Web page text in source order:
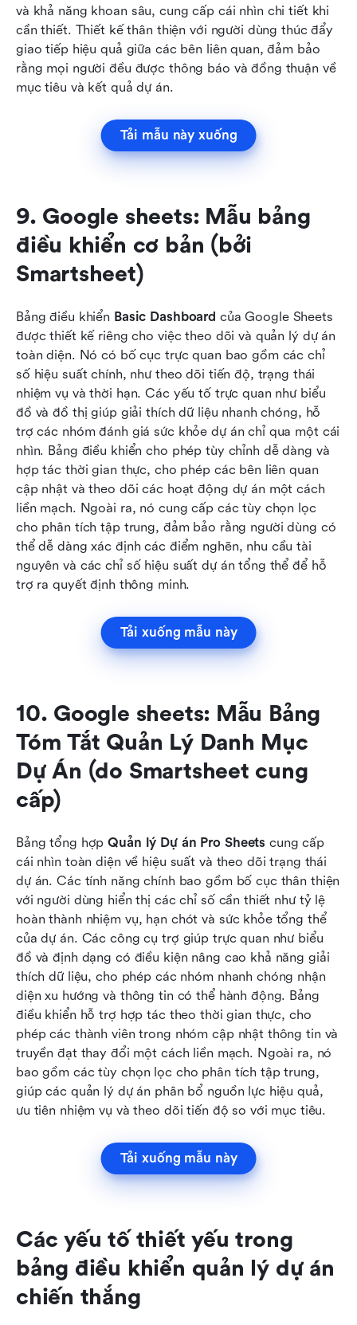
và khả năng khoan sâu, cung cấp cái nhìn chi tiết khi
cần thiết. Thiết kế thân thiện với người dùng thúc đẩy
giao tiếp hiệu quả giữa các bên liên quan, đảm bảo
rằng mọi người đều được thông báo và đồng thuận về
mục tiêu và kết quả dự án.
Tải mẫu này xuống
9. Google sheets: Mẫu bảng
điều khiển cơ bản (bởi
Smartsheet)
Bảng điều khiển Basic Dashboard của Google Sheets
được thiết kế riêng cho việc theo dõi và quản lý dự án
toàn diện. Nó có bố cục trực quan bao gồm các chỉ
số hiệu suất chính, như theo dõi tiến độ, trạng thái
nhiệm vụ và thời hạn. Các yếu tố trực quan như biểu
đồ và đồ thị giúp giải thích dữ liệu nhanh chóng, hỗ
trợ các nhóm đánh giá sức khỏe dự án chỉ qua một cái
nhìn. Bảng điều khiển cho phép tùy chỉnh dễ dàng và
hợp tác thời gian thực, cho phép các bên liên quan
cập nhật và theo dõi các hoạt động dự án một cách
liền mạch. Ngoài ra, nó cung cấp các tùy chọn lọc
cho phân tích tập trung, đảm bảo rằng người dùng có
thể dễ dàng xác định các điểm nghẽn, nhu cầu tài
nguyên và các chỉ số hiệu suất dự án tổng thể để hỗ
trợ ra quyết định thông minh.
Tải xuống mẫu này
10. Google sheets: Mẫu Bảng
Tóm Tắt Quản Lý Danh Mục
Dự Án (do Smartsheet cung
cấp)
Bảng tổng hợp Quản lý Dự án Pro Sheets cung cấp
cái nhìn toàn diện về hiệu suất và theo dõi trạng thái
dự án. Các tính năng chính bao gồm bố cục thân thiện
với người dùng hiển thị các chỉ số cần thiết như tỷ lệ
hoàn thành nhiệm vụ, hạn chót và sức khỏe tổng thể
của dự án. Các công cụ trợ giúp trực quan như biểu
đồ và định dạng có điều kiện nâng cao khả năng giải
thích dữ liệu, cho phép các nhóm nhanh chóng nhận
diện xu hướng và thông tin có thể hành động. Bảng
điều khiển hỗ trợ hợp tác theo thời gian thực, cho
phép các thành viên trong nhóm cập nhật thông tin và
truyền đạt thay đổi một cách liền mạch. Ngoài ra, nó
bao gồm các tùy chọn lọc cho phân tích tập trung,
giúp các quản lý dự án phân bổ nguồn lực hiệu quả,
ưu tiên nhiệm vụ và theo dõi tiến độ so với mục tiêu.
Tải xuống mẫu này
Các yếu tố thiết yếu trong
bảng điều khiển quản lý dự án
chiến thắng